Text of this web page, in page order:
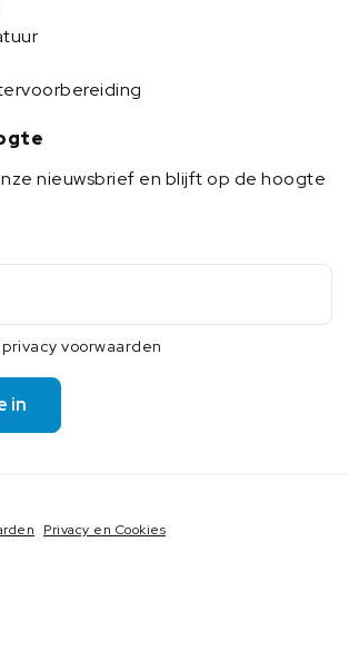
nieuwsbrief en blijft op de hoogte
voorwaarden
in
Privacy en Cookies